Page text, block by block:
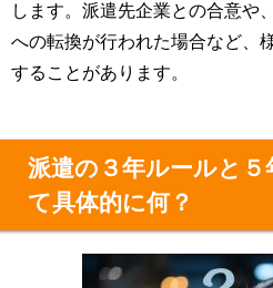
します。派遣先企業との合意や
への転換が行われた場合など、
することがあります。
派遣の３年ルールと５
て具体的に何？